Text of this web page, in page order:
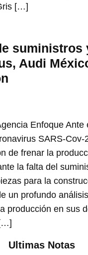
[…]
suministros
Audi
Enfoque Ante
SARS-Cov-
de frenar la
la falta del
para la
un profundo
producción en sus
Ultimas Notas